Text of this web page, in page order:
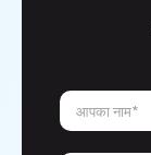
आपका नाम*